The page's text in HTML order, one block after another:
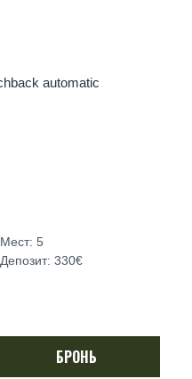
Мест: 5
Депозит: 330€
БРОНЬ